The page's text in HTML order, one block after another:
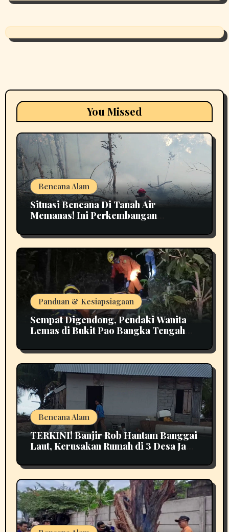
You Missed
Bencana Alam
Situasi Bencana Di Tanah Air
Memanas! Ini Perkembangan
Panduan & Kesiapsiagaan
Sempat Digendong, Pendaki Wanita
Lemas di Bukit Pao Bangka Tengah
Bencana Alam
TERKINI! Banjir Rob Hantam Banggai
Laut, Kerusakan Rumah di 3 Desa Jadi